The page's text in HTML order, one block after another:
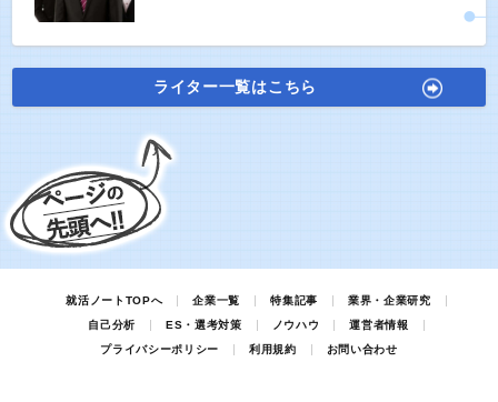
ライター一覧はこちら
就活ノートTOPへ 企業一覧 特集記事
業界・企業研究
自己分析
ES・選考対策 ノウハウ
運営者情報
プライバシーポリシー
利用規約 お問い合わせ